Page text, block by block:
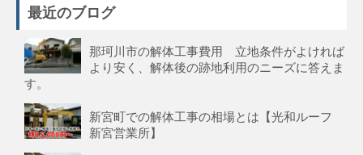
最近のブログ
那珂川市の解体工事費用 立地条件がよければ
より安く、解体後の跡地利用のニーズに答えま
す。
新宮町での解体工事の相場とは【光和ルーフ
新宮営業所】